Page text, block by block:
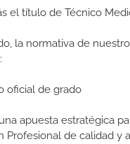
el título de Técnico
la normativa de
oficial de grado
apuesta estratégica
Profesional de calidad